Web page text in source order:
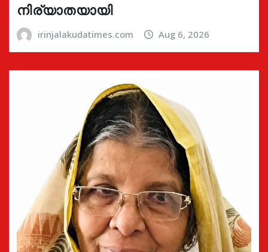
നിര്യാതയായി
irinjalakudatimes.com Aug 6, 2026